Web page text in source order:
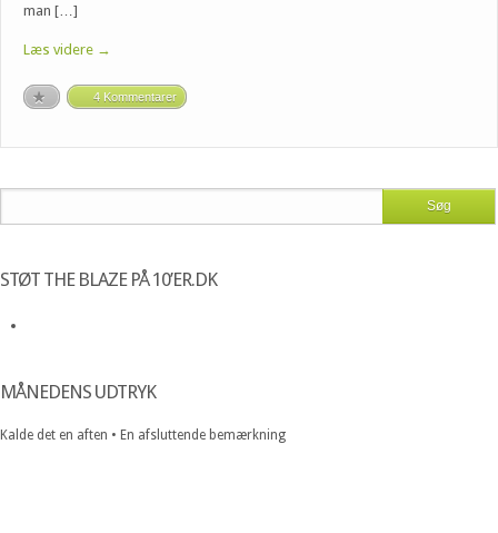
man […]
Læs videre →
4 Kommentarer
STØT THE BLAZE PÅ 10’ER.DK
MÅNEDENS UDTRYK
Kalde det en aften • En afsluttende bemærkning